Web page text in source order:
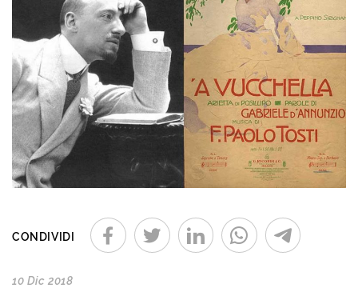
CONDIVIDI
10 Dic 2018